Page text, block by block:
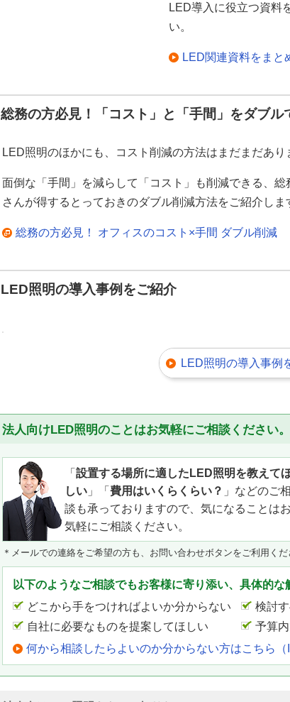
LED導入に役立つ資料
い。
LED関連資料をまと
総務の方必見！「コスト」と「手間」をダブル
LED照明のほかにも、コスト削減の方法はまだまだあり
面倒な「手間」を減らして「コスト」も削減できる、総
さんが得するとっておきのダブル削減方法をご紹介しま
総務の方必見！ オフィスのコスト×手間 ダブル削減
LED照明の導入事例をご紹介
LED照明の導入事例
法人向けLED照明のことはお気軽にご相談ください。
「 設置する場所に適したLED照明を教えて
しい 」「 費用はいくらくらい？ 」などのご相
談も承っておりますので、気になることはお
気軽にご相談ください。
＊メールでの連絡をご希望の方も、お問い合わせボタンをご利用くだ
以下のようなご相談でもお客様に寄り添い、具体的
どこから手をつければよいか分からない
検討
自社に必要なものを提案してほしい
予算
何から相談したらよいのか分からない方はこちら（